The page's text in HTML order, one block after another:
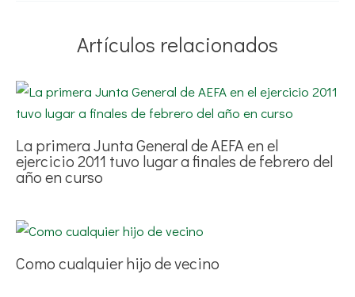
Artículos relacionados
La primera Junta General de AEFA en el
ejercicio 2011 tuvo lugar a finales de febrero del
año en curso
Como cualquier hijo de vecino